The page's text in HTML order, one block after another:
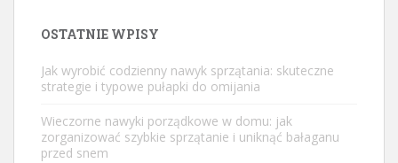
OSTATNIE WPISY
Jak wyrobić codzienny nawyk sprzątania: skuteczne
strategie i typowe pułapki do omijania
Wieczorne nawyki porządkowe w domu: jak
zorganizować szybkie sprzątanie i uniknąć bałaganu
przed snem